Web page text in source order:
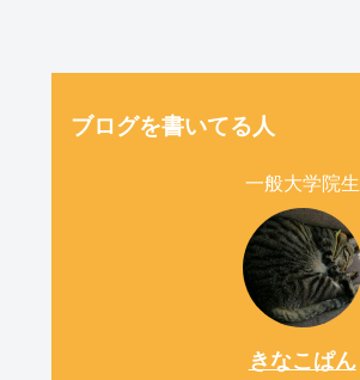
ブログを書いてる人
一般大学院生
きなこぱん